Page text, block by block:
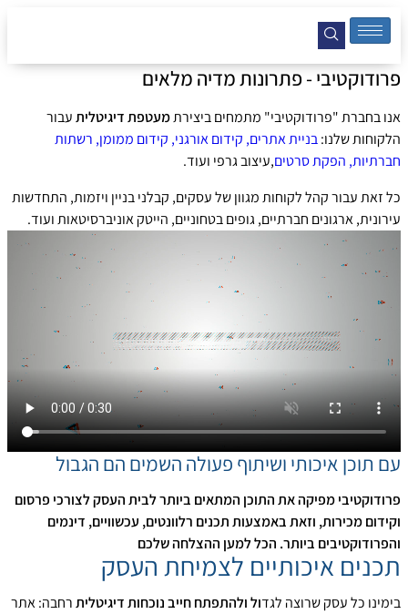
פרודוקטיבי - פתרונות מדיה מלאים
אנו בחברת "פרודוקטיבי" מתמחים ביצירתמעטפת דיגיטליתעבור
הלקוחות שלנו:בניית אתרים, קידום אורגני, קידום ממומן, רשתות
חברתיות, הפקת סרטים,עיצוב גרפי ועוד.
כל זאת עבור קהל לקוחות מגוון של עסקים, קבלני בניין ויזמות, התחדשות
עירונית, ארגונים חברתיים, גופים בטחוניים, הייטק אוניברסיטאות ועוד.
עם תוכן איכותי ושיתוף פעולה השמים הם הגבול
פרודוקטיבי מפיקה את התוכן המתאים ביותר לבית העסק לצורכי פרסום
וקידום מכירות, וזאת באמצעות תכנים רלוונטים, עכשוויים, דינמים
והפרודוקטיבים ביותר. הכל למען ההצלחה שלכם
תכנים איכותיים לצמיחת העסק
בימינו כל עסק שרוצה לגדול ולהתפתח חייב נוכחות דיגיטליתרחבה: אתר